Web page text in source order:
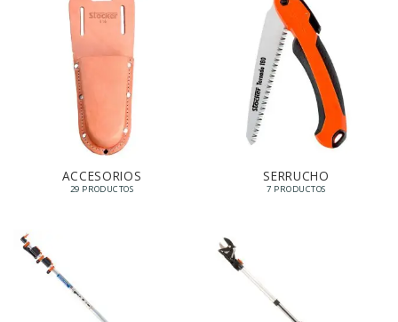
ACCESORIOS
29 PRODUCTOS
SERRUCHO
7 PRODUCTOS